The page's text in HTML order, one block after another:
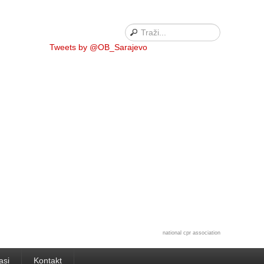
Tweets by @OB_Sarajevo
national cpr association
Kontakt